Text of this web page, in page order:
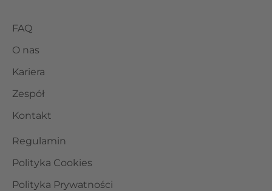
FAQ
O nas
Kariera
Zespół
Kontakt
Regulamin
Polityka Cookies
Polityka Prywatności